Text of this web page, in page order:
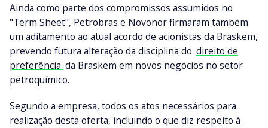
Ainda como parte dos compromissos assumidos no
"Term Sheet", Petrobras e Novonor firmaram também
um aditamento ao atual acordo de acionistas da Braskem,
prevendo futura alteração da disciplina do direito de
preferência da Braskem em novos negócios no setor
petroquímico.
Segundo a empresa, todos os atos necessários para
realização desta oferta, incluindo o que diz respeito à